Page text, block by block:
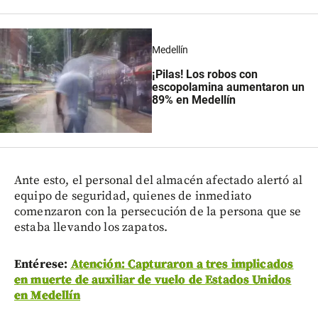
Medellín
¡Pilas! Los robos con
escopolamina aumentaron un
89% en Medellín
Ante esto, el personal del almacén afectado alertó al
equipo de seguridad, quienes de inmediato
comenzaron con la persecución de la persona que se
estaba llevando los zapatos.
Entérese: Atención: Capturaron a tres implicados
en muerte de auxiliar de vuelo de Estados Unidos
en Medellín